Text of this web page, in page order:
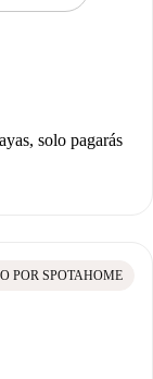
solo pagarás
POR SPOTAHOME